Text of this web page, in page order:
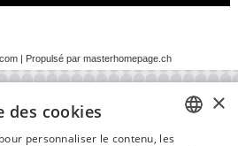
| Propulsé par masterhomepage.ch
×
des cookies
personnaliser le contenu, les